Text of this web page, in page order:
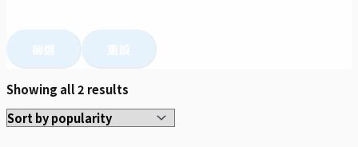
篩選 重設
Showing all 2 results